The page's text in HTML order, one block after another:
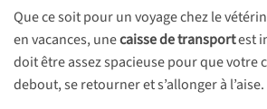
Que ce soit pour un voyage chez le
en vacances, unecaisse de transportest
doit être assez spacieuse pour que votre
debout, se retourner et s’allonger à l’aise.